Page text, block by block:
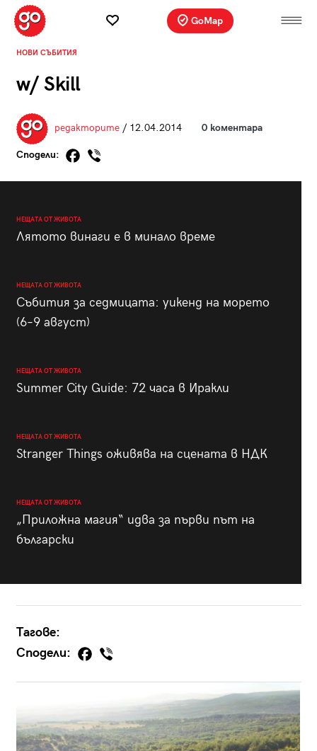
GoMap
НОВИ СЪБИТИЯ
w/ Skill
редакторите/ 12.04.2014 0 коментара
Сподели:
НЕЩАТА ОТ ЖИВОТА
Лятото винаги е в минало време
НЕЩАТА ОТ ЖИВОТА
Събития за седмицата: уикенд на морето
(6–9 август)
НЕЩАТА ОТ ЖИВОТА
Summer City Guide: 72 часа в Иракли
НЕЩАТА ОТ ЖИВОТА
Stranger Things оживява на сцената в НДК
НЕЩАТА ОТ ЖИВОТА
„Приложна магия“ идва за първи път на
български
Тагове:
Сподели: